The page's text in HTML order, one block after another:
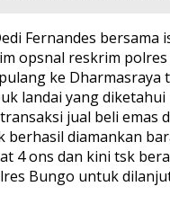
Fernandes bersama
opsnal reskrim
ke Dharmasraya
landai yang diketahui
jual beli emas
berhasil diamankan
4 ons dan kini tsk
Bungo untuk